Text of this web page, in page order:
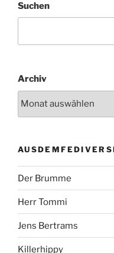
Suchen
Archiv
Der Brumme
Herr Tommi
Jens Bertrams
Killerhippy